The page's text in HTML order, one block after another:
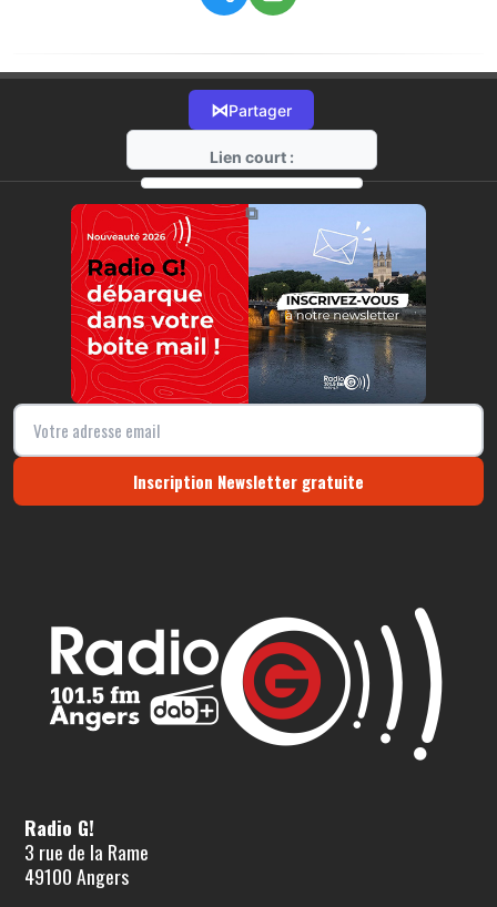
⋈Partager
Lien court :
https://radio-g.fr?13194
⧉
Inscription Newsletter gratuite
Radio G!
3 rue de la Rame
49100 Angers